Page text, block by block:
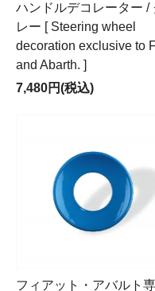
ハンドルデコレーター /
レー [ Steering wheel
decoration exclusive to
and Abarth. ]
7,480円(税込)
フィアット・アバルト